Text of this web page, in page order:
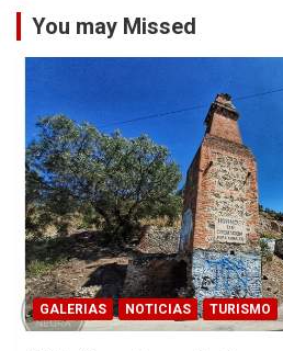
You may Missed
GALERIAS NOTICIAS TURISMO